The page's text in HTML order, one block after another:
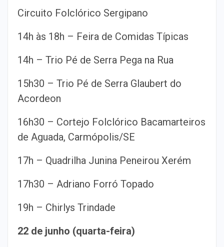
Circuito Folclórico Sergipano
14h às 18h – Feira de Comidas Típicas
14h – Trio Pé de Serra Pega na Rua
15h30 – Trio Pé de Serra Glaubert do
Acordeon
16h30 – Cortejo Folclórico Bacamarteiros
de Aguada, Carmópolis/SE
17h – Quadrilha Junina Peneirou Xerém
17h30 – Adriano Forró Topado
19h – Chirlys Trindade
22 de junho (quarta-feira)